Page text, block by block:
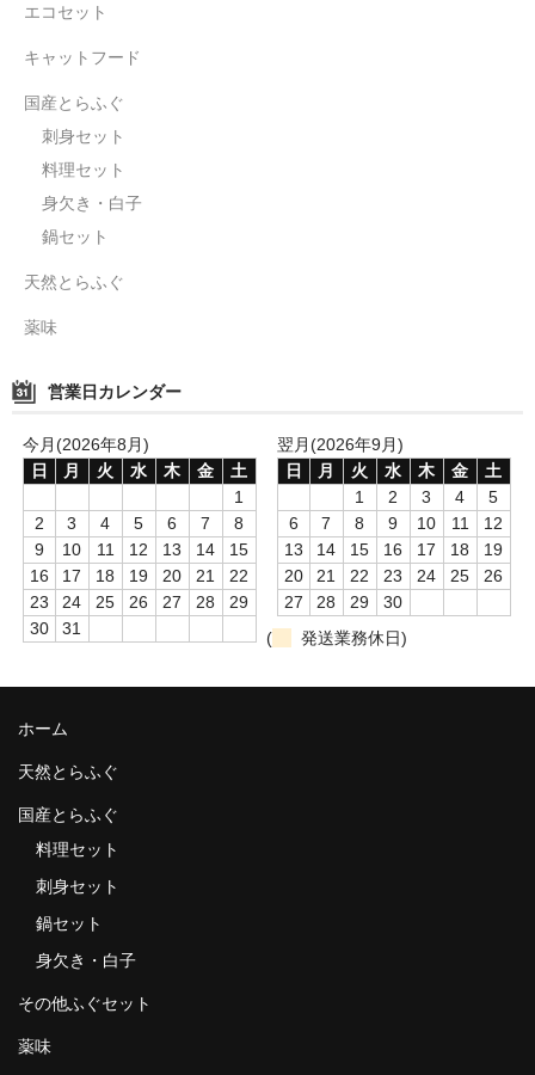
エコセット
キャットフード
国産とらふぐ
刺身セット
料理セット
身欠き・白子
鍋セット
天然とらふぐ
薬味
営業日カレンダー
今月(2026年8月)
日
月 火 水 木 金
土
1
2
3 4 5 6 7
8
9
10 11 12 13 14
15
16
17 18 19 20 21
22
23
24 25 26 27 28
29
30
31
翌月(2026年9月)
日
月 火 水 木 金
土
1
2 3 4
5
6
7 8 9 10 11
12
13
14 15 16 17 18
19
20
21 22 23 24 25
26
27
28 29
30
(
発送業務休日)
ホーム
天然とらふぐ
国産とらふぐ
料理セット
刺身セット
鍋セット
身欠き・白子
その他ふぐセット
薬味